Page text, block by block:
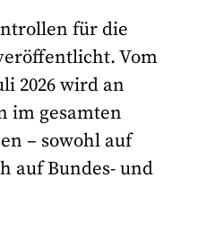
für die
Vom
2026 wird an
im gesamten
– sowohl auf
auf Bundes- und